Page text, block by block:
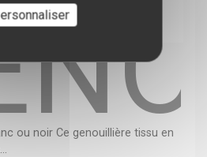
ou noir Ce genouillière tissu en